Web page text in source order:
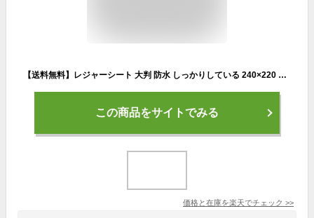
【送料無料】レジャーシート 大判 防水 しっかりしている 240×220 丈夫 持ち運びに便利 プールマット コンパクト グランドシート おしゃれ 大きい 6-8人 運動会 ソロキャンプ BBQ キャンプ ウォーキング 野外フェス 洗え
この商品をサイトでみる
価格と在庫を楽天でチェック >>